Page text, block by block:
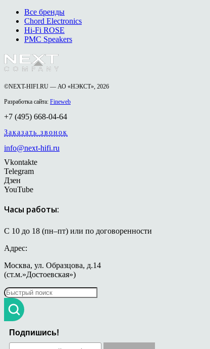
Все бренды
Chord Electronics
Hi-Fi ROSE
PMC Speakers
©NEXT-HIFI.RU — АО «НЭКСТ», 2026
Разработка сайта: Fineweb
+7 (495) 668-04-64
Заказать звонок
info@next-hifi.ru
Vkontakte
Telegram
Дзен
YouTube
Часы работы:
С 10 до 18 (пн–пт) или по договоренности
Адрес:
Москва, ул. Образцова, д.14
(ст.м.»Достоевская»)
Подпишись!